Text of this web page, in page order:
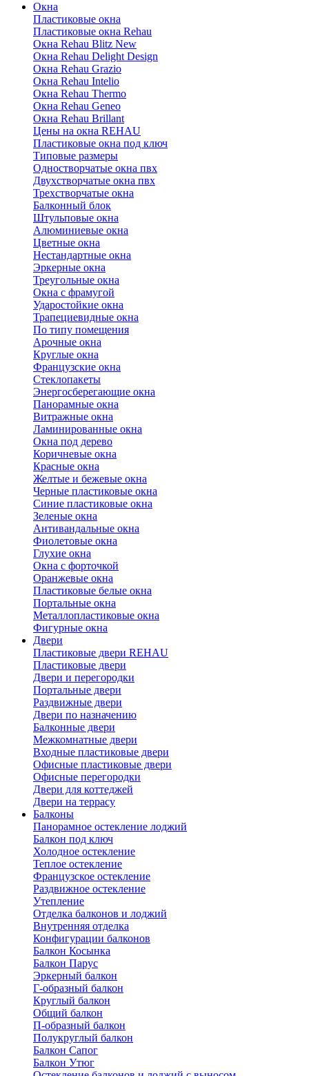
Окна
Пластиковые окна
Пластиковые окна Rehau
Окна Rehau Blitz New
Окна Rehau Delight Design
Окна Rehau Grazio
Окна Rehau Intelio
Окна Rehau Thermo
Окна Rehau Geneo
Окна Rehau Brillant
Цены на окна REHAU
Пластиковые окна под ключ
Типовые размеры
Одностворчатые окна пвх
Двухстворчатые окна пвх
Трехстворчатые окна
Балконный блок
Штульповые окна
Алюминиевые окна
Цветные окна
Нестандартные окна
Эркерные окна
Треугольные окна
Окна с фрамугой
Ударостойкие окна
Трапециевидные окна
По типу помещения
Арочные окна
Круглые окна
Французские окна
Стеклопакеты
Энергосберегающие окна
Панорамные окна
Витражные окна
Ламинированные окна
Окна под дерево
Коричневые окна
Красные окна
Желтые и бежевые окна
Черные пластиковые окна
Синие пластиковые окна
Зеленые окна
Антивандальные окна
Фиолетовые окна
Глухие окна
Окна с форточкой
Оранжевые окна
Пластиковые белые окна
Портальные окна
Металлопластиковые окна
Фигурные окна
Двери
Пластиковые двери REHAU
Пластиковые двери
Двери и перегородки
Портальные двери
Раздвижные двери
Двери по назначению
Балконные двери
Межкомнатные двери
Входные пластиковые двери
Офисные пластиковые двери
Офисные перегородки
Двери для коттеджей
Двери на террасу
Балконы
Панорамное остекление лоджий
Балкон под ключ
Холодное остекление
Теплое остекление
Французское остекление
Раздвижное остекление
Утепление
Отделка балконов и лоджий
Внутренняя отделка
Конфигурации балконов
Балкон Косынка
Балкон Парус
Эркерный балкон
Г-образный балкон
Круглый балкон
Общий балкон
П-образный балкон
Полукруглый балкон
Балкон Сапог
Балкон Утюг